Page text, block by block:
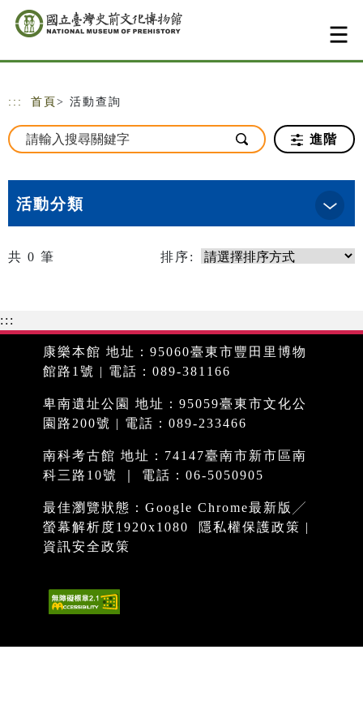
跳到主要內容
網站導覽
::: 首頁 > 活動查詢
進階
活動分類
共 0 筆 排序:
:::
康樂本館 地址：95060臺東市豐田里博物
館路1號 | 電話：089-381166
卑南遺址公園 地址：95059臺東市文化公
園路200號 | 電話：089-233466
南科考古館 地址：74147臺南市新市區南
科三路10號 ｜ 電話：06-5050905
最佳瀏覽狀態：Google Chrome最新版╱
螢幕解析度1920x1080
隱私權保護政策 |
資訊安全政策